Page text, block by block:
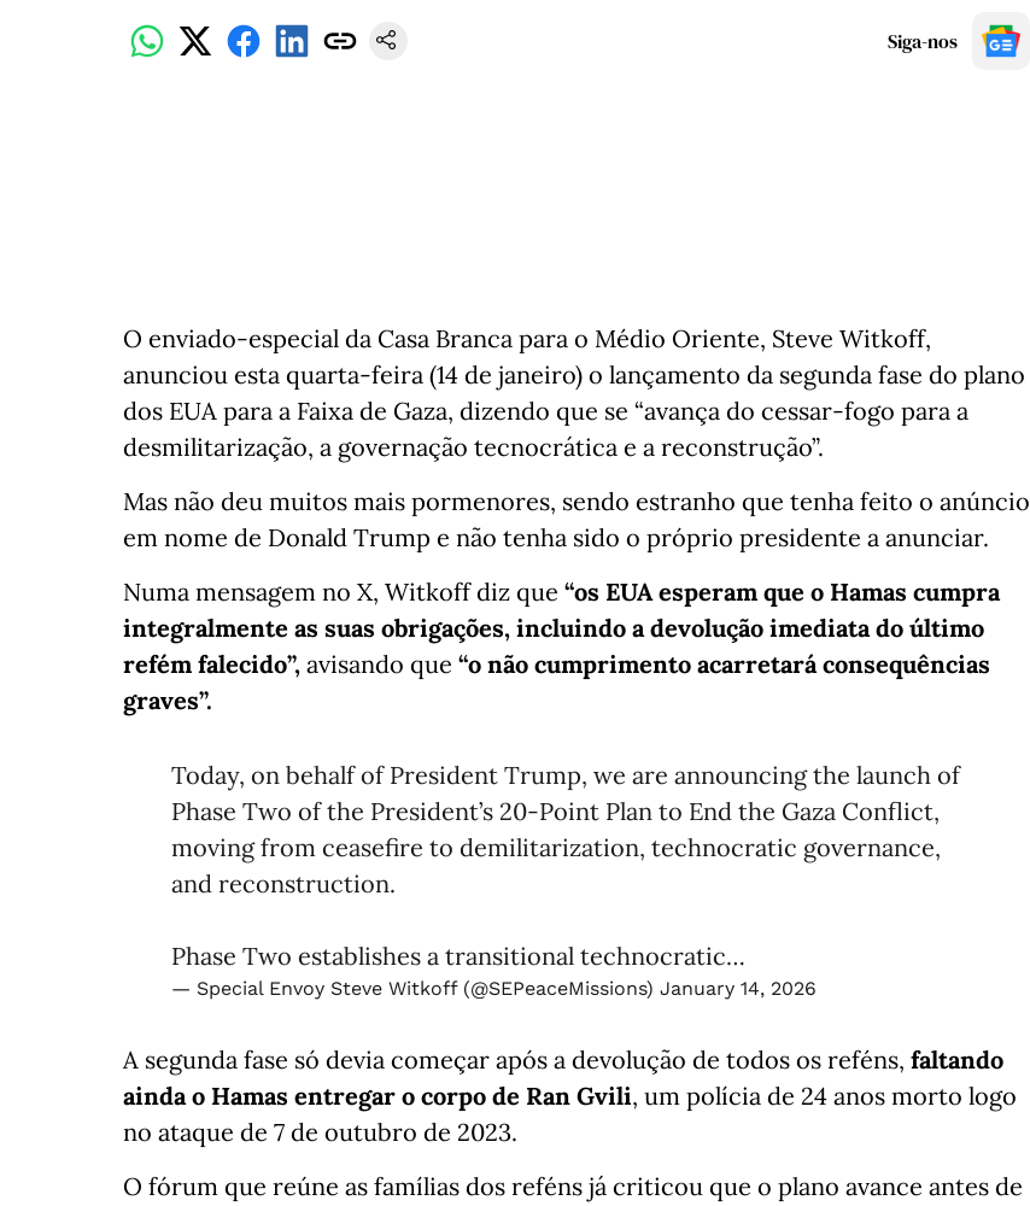
Siga-nos
O enviado-especial da Casa Branca para o Médio Oriente, Steve Witkoff,
anunciou esta quarta-feira (14 de janeiro) o lançamento da segunda fase do plano
dos EUA para a Faixa de Gaza, dizendo que se “avança do cessar-fogo para a
desmilitarização, a governação tecnocrática e a reconstrução”.
Mas não deu muitos mais pormenores, sendo estranho que tenha feito o anúncio
em nome de Donald Trump e não tenha sido o próprio presidente a anunciar.
Numa mensagem no X, Witkoff diz que “os EUA esperam que o Hamas cumpra
integralmente as suas obrigações, incluindo a devolução imediata do último
refém falecido”, avisando que “o não cumprimento acarretará consequências
graves”.
Today, on behalf of President Trump, we are announcing the launch of
Phase Two of the President’s 20-Point Plan to End the Gaza Conflict,
moving from ceasefire to demilitarization, technocratic governance,
and reconstruction.
Phase Two establishes a transitional technocratic…
— Special Envoy Steve Witkoff (@SEPeaceMissions) January 14, 2026
A segunda fase só devia começar após a devolução de todos os reféns, faltando
ainda o Hamas entregar o corpo de Ran Gvili, um polícia de 24 anos morto logo
no ataque de 7 de outubro de 2023.
O fórum que reúne as famílias dos reféns já criticou que o plano avance antes de